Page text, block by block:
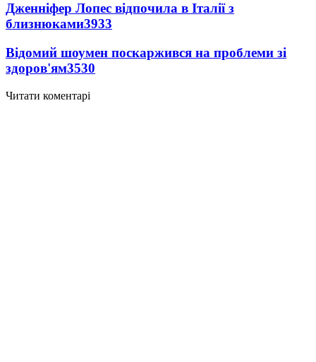
Дженніфер Лопес відпочила в Італії з
близнюками3933
Відомий шоумен поскаржився на проблеми зі
здоров'ям3530
Читати коментарі